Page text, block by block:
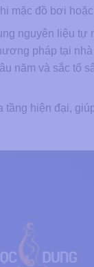
mặc đồ bơi
nguyên liệu tự
pháp tại
năm và sắc tố
tầng hiện đại,